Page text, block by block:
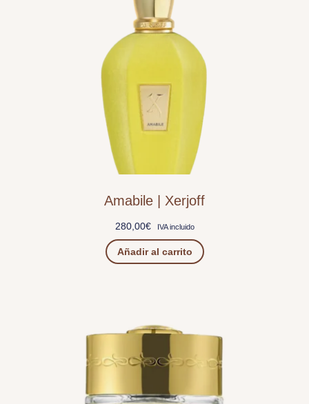
Amabile | Xerjoff
280,00€ IVA incluido
Añadir al carrito